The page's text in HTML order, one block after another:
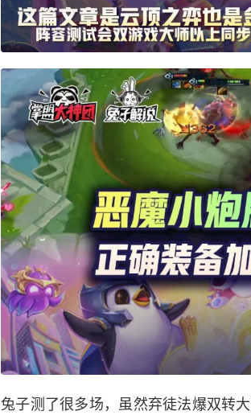
兔子测了很多场，虽然弃徒法爆双转